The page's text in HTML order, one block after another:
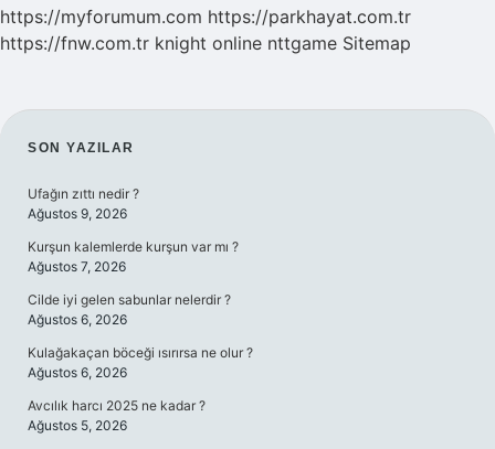
https://myforumum.com https://parkhayat.com.tr
https://fnw.com.tr knight online nttgame Sitemap
SIDEBAR
SON YAZILAR
Ufağın zıttı nedir ?
Ağustos 9, 2026
Kurşun kalemlerde kurşun var mı ?
Ağustos 7, 2026
Cilde iyi gelen sabunlar nelerdir ?
Ağustos 6, 2026
Kulağakaçan böceği ısırırsa ne olur ?
Ağustos 6, 2026
Avcılık harcı 2025 ne kadar ?
Ağustos 5, 2026